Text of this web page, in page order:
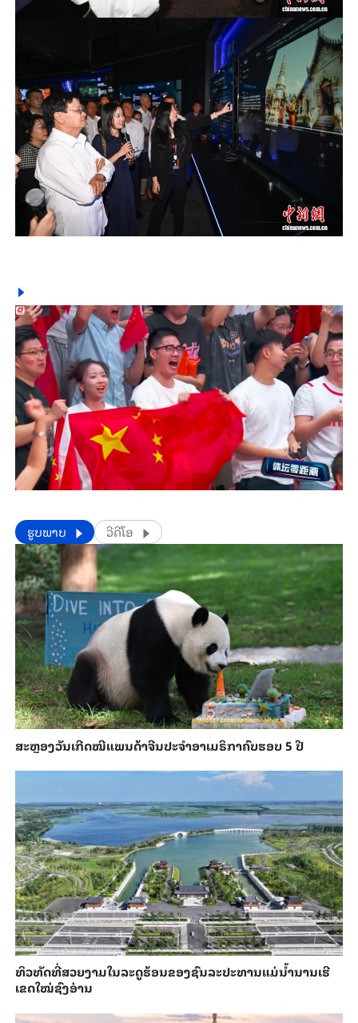
​​ຮູບພາບ ວີດີໂອ
ສະຫຼອງວັນ​ເກີດ​ໝີ​ແພນ​ດ້າ​ຈີນ​ປະ​ຈຳ​ອາ​ເມ​ຣິ​ກາ​ຄົບ​ຮອບ 5 ປີ
ທິວທັດທີ່ສວຍງາມໃນລະດູຮ້ອນຂອງຊົນລະປະທານແມ່ນ້ຳນານເຮີ
ເຂດໃໝ່ຊົງອ່ານ